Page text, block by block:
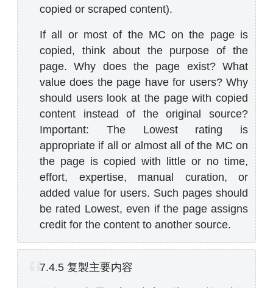
copied or scraped content).
If all or most of the MC on the page is
copied, think about the purpose of the
page. Why does the page exist? What
value does the page have for users? Why
should users look at the page with copied
content instead of the original source?
Important: The Lowest rating is
appropriate if all or almost all of the MC on
the page is copied with little or no time,
effort, expertise, manual curation, or
added value for users. Such pages should
be rated Lowest, even if the page assigns
credit for the content to another source.
7.4.5 复製主要内容